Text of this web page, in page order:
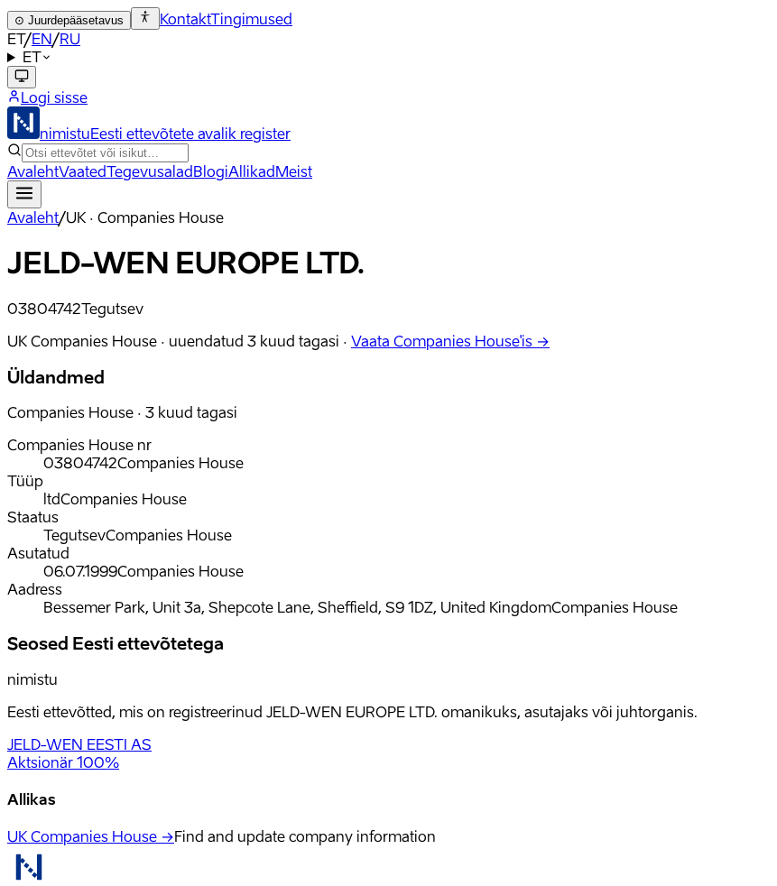
⊙ Juurdepääsetavus KontaktTingimused
ET/EN/RU
ET
Logi sisse
nimistuEesti ettevõtete avalik register
AvalehtVaatedTegevusaladBlogiAllikadMeist
Avaleht/UK · Companies House
JELD-WEN EUROPE LTD.
03804742Tegutsev
UK Companies House · uuendatud 3 kuud tagasi · Vaata Companies House'is →
Üldandmed
Companies House · 3 kuud tagasi
Companies House nr
03804742Companies House
Tüüp
ltdCompanies House
Staatus
TegutsevCompanies House
Asutatud
06.07.1999Companies House
Aadress
Bessemer Park, Unit 3a, Shepcote Lane, Sheffield, S9 1DZ, United KingdomCompanies House
Seosed Eesti ettevõtetega
nimistu
Eesti ettevõtted, mis on registreerinud JELD-WEN EUROPE LTD. omanikuks, asutajaks või juhtorganis.
JELD-WEN EESTI AS
Aktsionär 100%
Allikas
UK Companies House →Find and update company information